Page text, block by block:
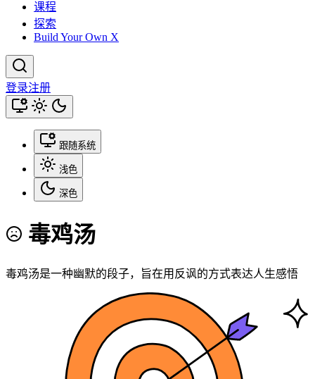
课程
探索
Build Your Own X
登录注册
跟随系统
浅色
深色
毒鸡汤
毒鸡汤是一种幽默的段子，旨在用反讽的方式表达人生感悟